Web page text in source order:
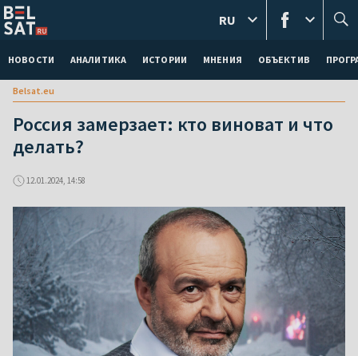
НОВОСТИ АНАЛИТИКА ИСТОРИИ МНЕНИЯ ОБЪЕКТИВ
RU
Belsat.eu
Россия замерзает: кто виноват и что
делать?
12.01.2024, 14:58